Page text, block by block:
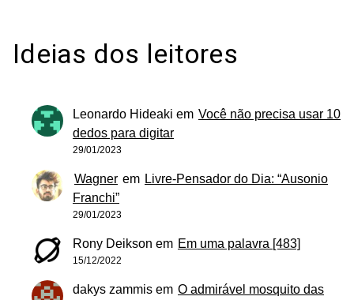
Ideias dos leitores
Leonardo Hideaki em Você não precisa usar 10
dedos para digitar
29/01/2023
Wagner em Livre-Pensador do Dia: “Ausonio
Franchi”
29/01/2023
Rony Deikson em Em uma palavra [483]
15/12/2022
dakys zammis em O admirável mosquito das